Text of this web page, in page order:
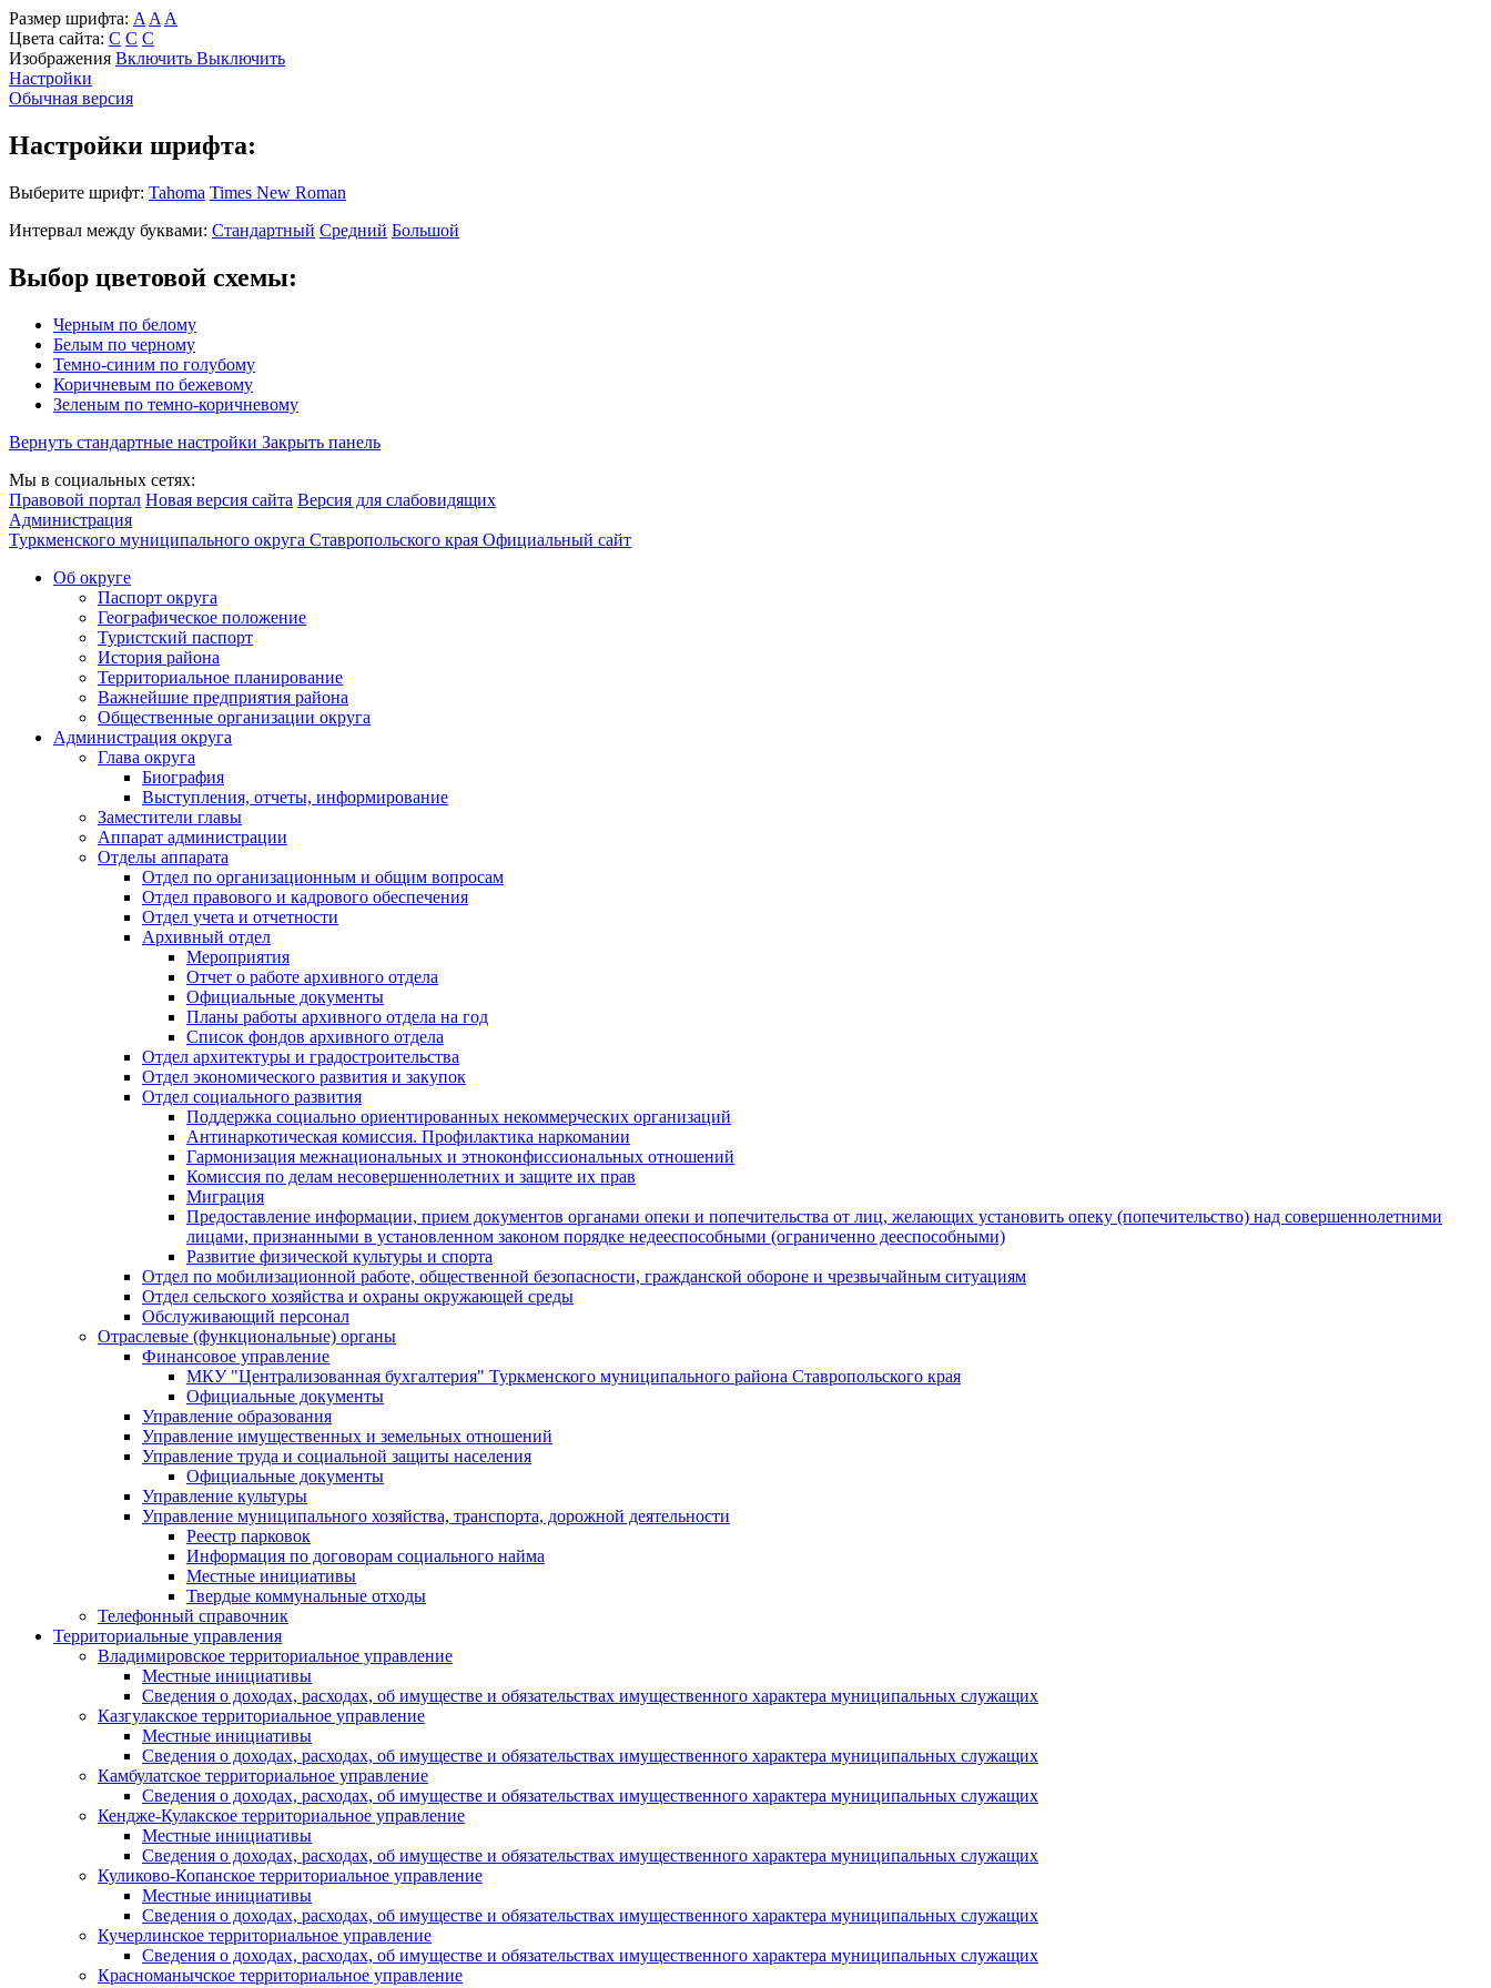
Размер шрифта: A A A
Цвета сайта: С С С
Изображения Включить Выключить
Настройки
Обычная версия
Настройки шрифта:
Выберите шрифт: Tahoma Times New Roman
Интервал между буквами: Стандартный Средний Большой
Выбор цветовой схемы:
Черным по белому
Белым по черному
Темно-синим по голубому
Коричневым по бежевому
Зеленым по темно-коричневому
Вернуть стандартные настройки Закрыть панель
Мы в социальных сетях:
Правовой портал Новая версия сайта Версия для слабовидящих
Администрация
Туркменского муниципального округа Ставропольского края Официальный сайт
Об округе
Паспорт округа
Географическое положение
Туристский паспорт
История района
Территориальное планирование
Важнейшие предприятия района
Общественные организации округа
Администрация округа
Глава округа
Биография
Выступления, отчеты, информирование
Заместители главы
Аппарат администрации
Отделы аппарата
Отдел по организационным и общим вопросам
Отдел правового и кадрового обеспечения
Отдел учета и отчетности
Архивный отдел
Мероприятия
Отчет о работе архивного отдела
Официальные документы
Планы работы архивного отдела на год
Список фондов архивного отдела
Отдел архитектуры и градостроительства
Отдел экономического развития и закупок
Отдел социального развития
Поддержка социально ориентированных некоммерческих организаций
Антинаркотическая комиссия. Профилактика наркомании
Гармонизация межнациональных и этноконфиссиональных отношений
Комиссия по делам несовершеннолетних и защите их прав
Миграция
Предоставление информации, прием документов органами опеки и попечительства от лиц, желающих установить опеку (попечительство) над совершеннолетними
лицами, признанными в установленном законом порядке недееспособными (ограниченно дееспособными)
Развитие физической культуры и спорта
Отдел по мобилизационной работе, общественной безопасности, гражданской оборонe и чрезвычайным ситуациям
Отдел сельского хозяйства и охраны окружающей среды
Обслуживающий персонал
Отраслевые (функциональные) органы
Финансовое управление
МКУ "Централизованная бухгалтерия" Туркменского муниципального района Ставропольского края
Официальные документы
Управление образования
Управление имущественных и земельных отношений
Управление труда и социальной защиты населения
Официальные документы
Управление культуры
Управление муниципального хозяйства, транспорта, дорожной деятельности
Реестр парковок
Информация по договорам социального найма
Местные инициативы
Твердые коммунальные отходы
Телефонный справочник
Территориальные управления
Владимировское территориальное управление
Местные инициативы
Сведения о доходах, расходах, об имуществе и обязательствах имущественного характера муниципальных служащих
Казгулакское территориальное управление
Местные инициативы
Сведения о доходах, расходах, об имуществе и обязательствах имущественного характера муниципальных служащих
Камбулатское территориальное управление
Сведения о доходах, расходах, об имуществе и обязательствах имущественного характера муниципальных служащих
Кендже-Кулакское территориальное управление
Местные инициативы
Сведения о доходах, расходах, об имуществе и обязательствах имущественного характера муниципальных служащих
Куликово-Копанское территориальное управление
Местные инициативы
Сведения о доходах, расходах, об имуществе и обязательствах имущественного характера муниципальных служащих
Кучерлинское территориальное управление
Сведения о доходах, расходах, об имуществе и обязательствах имущественного характера муниципальных служащих
Красноманычское территориальное управление